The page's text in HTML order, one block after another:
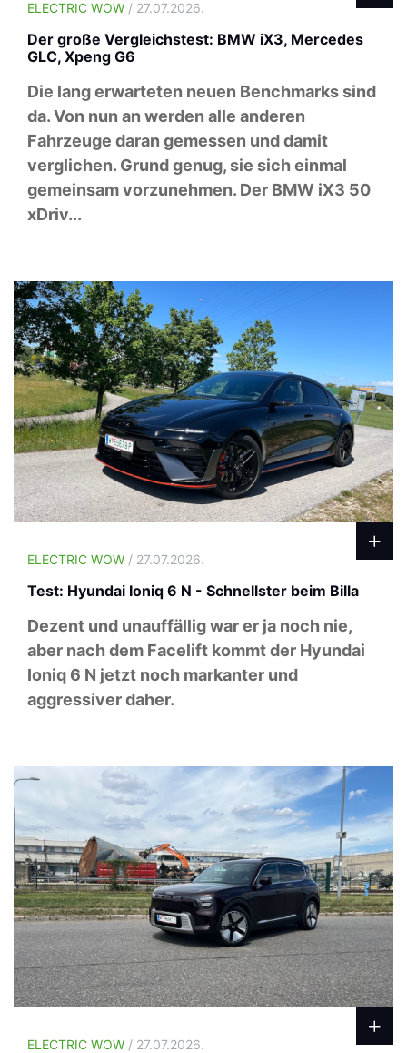
ELECTRIC WOW / 27.07.2026.
Der große Vergleichstest: BMW iX3, Mercedes
GLC, Xpeng G6
Die lang erwarteten neuen Benchmarks sind
da. Von nun an werden alle anderen
Fahrzeuge daran gemessen und damit
verglichen. Grund genug, sie sich einmal
gemeinsam vorzunehmen. Der BMW iX3 50
xDriv...
ELECTRIC WOW / 27.07.2026.
Test: Hyundai Ioniq 6 N - Schnellster beim Billa
Dezent und unauffällig war er ja noch nie,
aber nach dem Facelift kommt der Hyundai
Ioniq 6 N jetzt noch markanter und
aggressiver daher.
ELECTRIC WOW / 27.07.2026.